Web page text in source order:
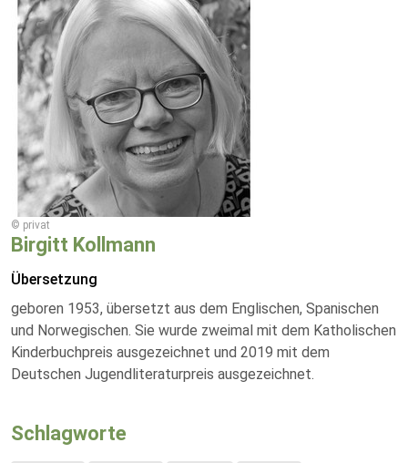
© privat
Birgitt Kollmann
Übersetzung
geboren 1953, übersetzt aus dem Englischen, Spanischen
und Norwegischen. Sie wurde zweimal mit dem Katholischen
Kinderbuchpreis ausgezeichnet und 2019 mit dem
Deutschen Jugendliteraturpreis ausgezeichnet.
Schlagworte